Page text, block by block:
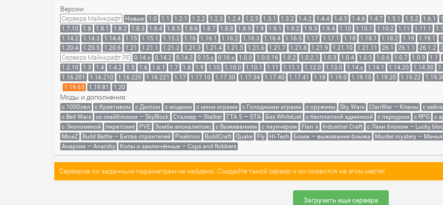
Версии:
Сервера Майнкрафт Новые 1.0 1.1 1.2.1 1.2.2 1.2.3 1.2.4 1.2.5 1.3.1 1.3.2 1.4.2 1.4.4 1.4.5 1.4.6 1.4.7 1.5.1 1.5.2 1.6.1
1.7.10
1.8 1.8.1 1.8.2 1.8.3 1.8.4 1.8.5 1.8.6 1.8.7 1.8.8 1.8.9 1.9 1.9.1 1.9.2 1.9.3 1.9.4 1.10 1.10.1 1.10.2 1.11 1.11.1
1.14.2
1.14.3 1.14.4 1.15 1.15.1 1.15.2 1.16 1.16.1 1.16.2 1.16.3 1.16.4 1.16.5 1.17 1.17.1 1.18 1.18.1 1.18.2 1.19 1.19.1
1.20.4
1.20.5 1.20.6 1.21 1.21.1 1.21.2 1.21.3 1.21.4 1.21.5 1.21.6 1.21.7 1.21.8 1.21.9 1.21.10 1.21.11 26.1 26.1.1 26.1.2
Сервера Майнкрафт PE 0.14.x 0.14.2 0.14.3 0.15.x 0.16.x 1.0.0 1.0.0.16 1.0.2 1.0.2.1 1.0.3 1.0.4 1.0.5 1.0.6 1.0.7 1.0.9 1.1
1.2.10
1.3 1.4 1.4.2 1.5 1.6 1.6.1 1.7 1.8 1.9 1.10 1.10.0 1.10.1 1.11 1.11.1 1.12.0 1.13.0 1.14.x 1.14.1 1.14.20 1.14.30
1.16.201
1.16.210 1.16.220 1.16.221 1.17 1.17.10 1.17.30 1.17.34 1.17.40 1.17.41 1.18 1.19.0 1.19.10 1.19.20 1.19.22
1.19.63
1.19.81 1.20
Моды и дополнения:
с 1000лвл c Креативом с Дюпом с модами с мини играми с Голодными играми с оружием Sky Wars ClanWar — Кланы с
с Bed Wars
со скайблоком — SkyBlock Сталкер — Stalker ГТА 5 — GTA Без WhiteList с бесплатной админкой с паркуром с RPG с
с Экономикой
пиратские PVE Зомби апокалипсис с Выживанием с лаунчером Flan`s Industrial Craft с Лаки блоком — Lucky
MineZ
Build Battle — Битва строителей Pixelmon BuildCraft Quake Fly Hi-Tech Бомж — выживание бомжа Murder mystery —
Анархия — Anarchy
Копы и заключённые — Cops and Robbers
Серверов по заданным параметрам не найдено. Создайте такой сервер и он появится на этом месте!
Загрузить еще сервера